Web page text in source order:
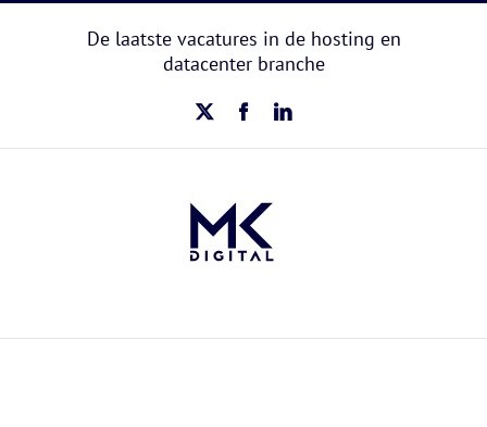
De laatste vacatures in de hosting en
datacenter branche
X FacebookLinkedIn